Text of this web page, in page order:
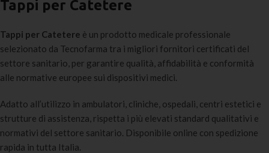
Tappi per Catetere
Tappi per Catetere è un prodotto medicale professionale
selezionato da Tecnofarma tra i migliori fornitori certificati del
settore sanitario, per garantire qualità, affidabilità e conformità
alle normative europee sui dispositivi medici.
Adatto all’utilizzo in ambulatori, cliniche, ospedali, centri estetici e
strutture di assistenza, rispetta i più elevati standard qualitativi e
normativi del settore sanitario. Disponibile online con spedizione
rapida in tutta Italia.